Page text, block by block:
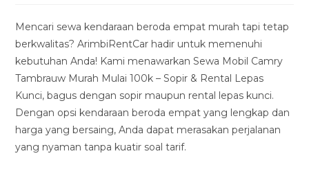
Mencari sewa kendaraan beroda empat murah tapi tetap
berkwalitas? ArimbiRentCar hadir untuk memenuhi
kebutuhan Anda! Kami menawarkan Sewa Mobil Camry
Tambrauw Murah Mulai 100k – Sopir & Rental Lepas
Kunci, bagus dengan sopir maupun rental lepas kunci.
Dengan opsi kendaraan beroda empat yang lengkap dan
harga yang bersaing, Anda dapat merasakan perjalanan
yang nyaman tanpa kuatir soal tarif.